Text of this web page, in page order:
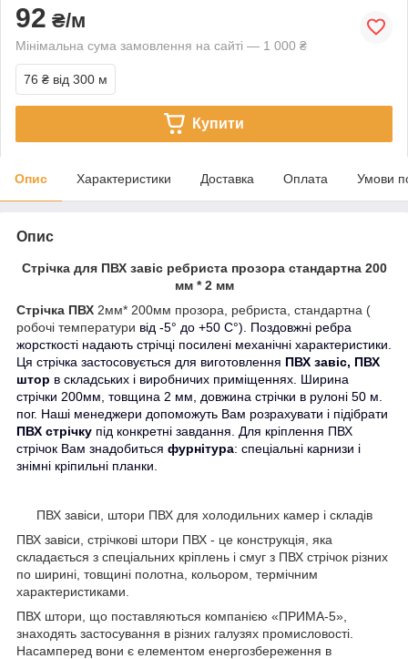
92 ₴/м
Мінімальна сума замовлення на сайті — 1 000 ₴
76 ₴ від 300 м
Купити
Опис Характеристики Доставка Оплата Умови
Опис
Стрічка для ПВХ завіс ребриста прозора стандартна 200
мм * 2 мм
Стрічка ПВХ 2мм* 200мм прозора, ребриста, стандартна (
робочі температури від -5° до +50 С°). Поздовжні ребра
жорсткості надають стрічці посилені механічні характеристики.
Ця стрічка застосовується для виготовлення ПВХ завіс, ПВХ
штор в складських і виробничих приміщеннях. Ширина
стрічки 200мм, товщина 2 мм, довжина стрічки в рулоні 50 м.
пог. Наші менеджери допоможуть Вам розрахувати і підібрати
ПВХ стрічку під конкретні завдання. Для кріплення ПВХ
стрічок Вам знадобиться фурнітура: спеціальні карнизи і
знімні кріпильні планки.
ПВХ завіси, штори ПВХ для холодильних камер і складів
ПВХ завіси, стрічкові штори ПВХ - це конструкція, яка
складається з спеціальних кріплень і смуг з ПВХ стрічок різних
по ширині, товщині полотна, кольором, термічним
характеристиками.
ПВХ штори, що поставляються компанією «ПРИМА-5»,
знаходять застосування в різних галузях промисловості.
Насамперед вони є елементом енергозбереження в